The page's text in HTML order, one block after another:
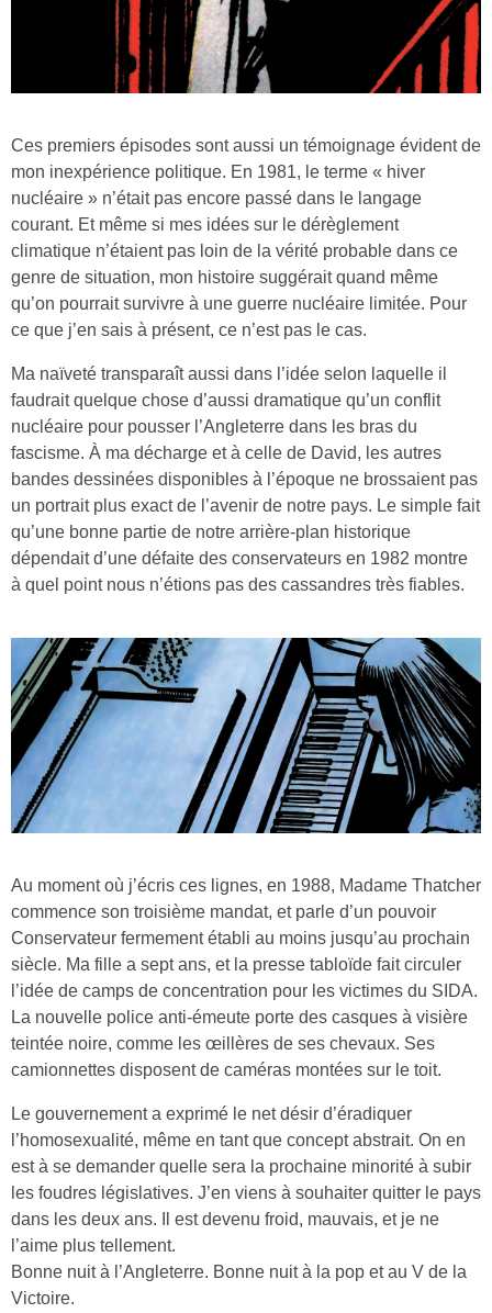
Ces premiers épisodes sont aussi un témoignage évident de
mon inexpérience politique. En 1981, le terme « hiver
nucléaire » n’était pas encore passé dans le langage
courant. Et même si mes idées sur le dérèglement
climatique n’étaient pas loin de la vérité probable dans ce
genre de situation, mon histoire suggérait quand même
qu’on pourrait survivre à une guerre nucléaire limitée. Pour
ce que j’en sais à présent, ce n’est pas le cas.
Ma naïveté transparaît aussi dans l’idée selon laquelle il
faudrait quelque chose d’aussi dramatique qu’un conflit
nucléaire pour pousser l’Angleterre dans les bras du
fascisme. À ma décharge et à celle de David, les autres
bandes dessinées disponibles à l’époque ne brossaient pas
un portrait plus exact de l’avenir de notre pays. Le simple fait
qu’une bonne partie de notre arrière-plan historique
dépendait d’une défaite des conservateurs en 1982 montre
à quel point nous n’étions pas des cassandres très fiables.
Au moment où j’écris ces lignes, en 1988, Madame Thatcher
commence son troisième mandat, et parle d’un pouvoir
Conservateur fermement établi au moins jusqu’au prochain
siècle. Ma fille a sept ans, et la presse tabloïde fait circuler
l’idée de camps de concentration pour les victimes du SIDA.
La nouvelle police anti-émeute porte des casques à visière
teintée noire, comme les œillères de ses chevaux. Ses
camionnettes disposent de caméras montées sur le toit.
Le gouvernement a exprimé le net désir d’éradiquer
l’homosexualité, même en tant que concept abstrait. On en
est à se demander quelle sera la prochaine minorité à subir
les foudres législatives. J’en viens à souhaiter quitter le pays
dans les deux ans. Il est devenu froid, mauvais, et je ne
l’aime plus tellement.
Bonne nuit à l’Angleterre. Bonne nuit à la pop et au V de la
Victoire.